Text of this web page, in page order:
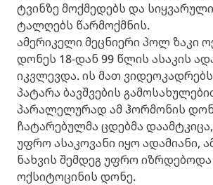
ტვინზე მოქმედებს და
ტალღებს წარმოქმნის.
ამერიკელი მეცნიერი პოლ ზაკი
დონეს 18-დან 99 წლის ასაკის
იკვლევდა. ის მათ
პატარა ბავშვების
პარალელურად ამ ჰორმონის
ჩატარებულმა ცდებმა
უფრო ასაკოვანი იყო ადამიანი,
ნახვის შემდეგ უფრო იზრდებოდა
ოქსიტოცინის დონე.